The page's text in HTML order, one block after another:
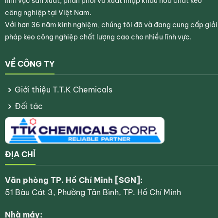
Tekafast Pigment FB Series
là lựa chọn lý tưởng cho
các ứng dụng cần hiệu ứng
màu huỳnh quang rực rỡ
mang lại
hiệu quả thị giác nổi bật , thích hợp cho
vải, in quảng cáo, sơn phủ trang trí và sản phẩm thời
trang sáng tạo.
công nghiệp tại Việt Nam.
Với hơn 36 năm kinh nghiệm, chúng tôi đã và đang cung cấp giải
pháp keo công nghiệp chất lượng cao cho nhiều lĩnh vực.
VỀ CÔNG TY
Giới thiệu T.T.K Chemicals
Đối tác
ĐỊA CHỈ
Văn phòng TP. Hồ Chí Minh [SGN]:
51 Bàu Cát 3, Phường Tân Bình, TP. Hồ Chí Minh
Nhà máy: